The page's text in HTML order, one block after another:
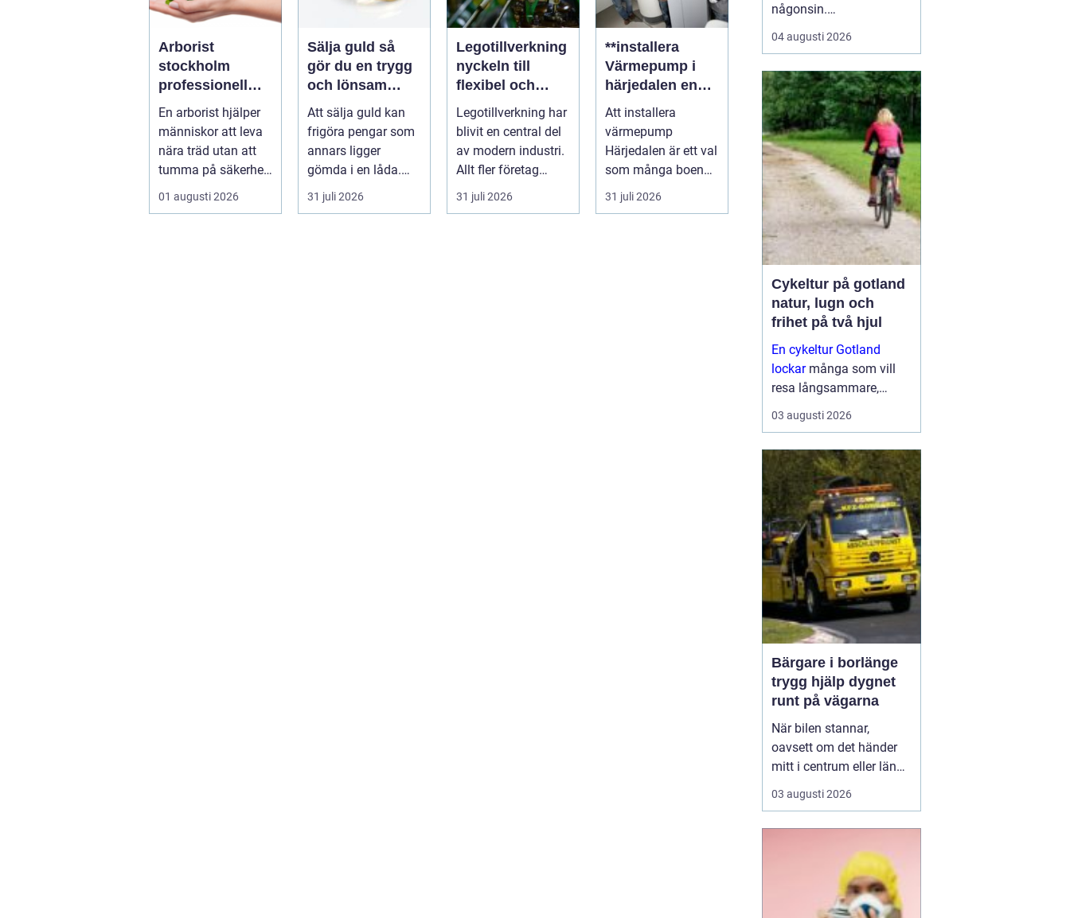
Arborist
stockholm
professionell
trädvård för
säkra och
vackra träd
En arborist hjälper
människor att leva
nära träd utan att
tumma på säkerhet,
trivsel eller
hållbarhe...
01 augusti 2026
Sälja guld så
gör du en trygg
och lönsam
affär
Att sälja guld kan
frigöra pengar som
annars ligger
gömda i en låda.
Gamla smycken,
ärvda föremål el...
31 juli 2026
Legotillverkning
nyckeln till
flexibel och
kostnadseffektiv
produktion
Legotillverkning har
blivit en central del
av modern industri.
Allt fler företag
väljer att lägga ut...
31 juli 2026
**installera
Värmepump i
härjedalen en
hållbar
framtidslösning*
*
Att installera
värmepump
Härjedalen är ett val
som många boende
i denna vackra del
av Sverige gör fö...
31 juli 2026
någonsin.
Förväntningarna är
höga, tempot är snabbt
snarare norm än
undantag. Mitt i allt
detta behöver ledaren
kunna skapa tr...
04 augusti 2026
Cykeltur på gotland
natur, lugn och
frihet på två hjul
En cykeltur Gotland
lockarmånga som vill
resa långsammare,
komma närmare naturen
och känna havsbrisen
Ön är platt, har relativt
lite trafik och bjuder på
allt från...
03 augusti 2026
Bärgare i borlänge
trygg hjälp dygnet
runt på vägarna
När bilen stannar,
oavsett om det händer
mitt i centrum eller längs
en mörk landsväg,
handlar allt plötsligt om
med omnejd spelar
lokala bärgningsföretag
en avgörande roll för
03 augusti 2026